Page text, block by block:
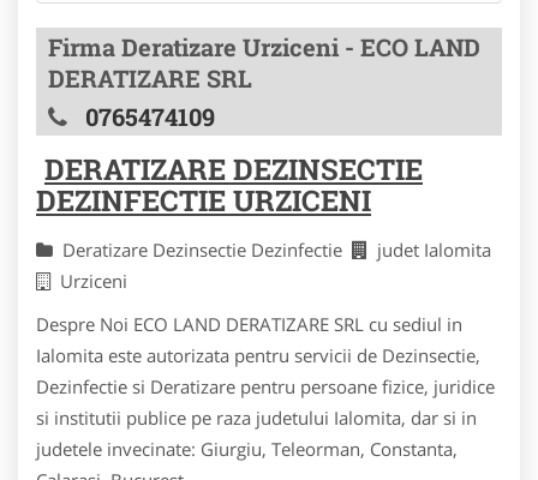
Firma Deratizare Urziceni - ECO LAND
DERATIZARE SRL
0765474109
DERATIZARE DEZINSECTIE
DEZINFECTIE URZICENI
Deratizare Dezinsectie Dezinfectie
judet Ialomita
Urziceni
Despre Noi ECO LAND DERATIZARE SRL cu sediul in
Ialomita este autorizata pentru servicii de Dezinsectie,
Dezinfectie si Deratizare pentru persoane fizice, juridice
si institutii publice pe raza judetului Ialomita, dar si in
judetele invecinate: Giurgiu, Teleorman, Constanta,